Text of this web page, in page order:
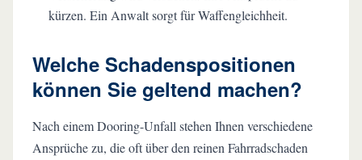
kürzen. Ein Anwalt sorgt für Waffengleichheit.
Welche Schadenspositionen
können Sie geltend machen?
Nach einem Dooring-Unfall stehen Ihnen verschiedene
Ansprüche zu, die oft über den reinen Fahrradschaden